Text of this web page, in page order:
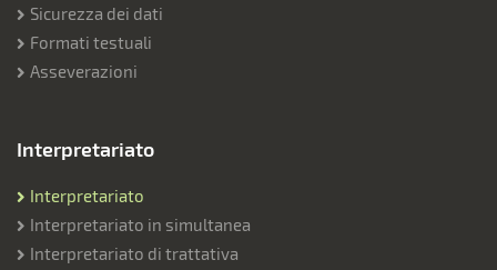
Sicurezza dei dati
Formati testuali
Asseverazioni
Interpretariato
Interpretariato
Interpretariato in simultanea
Interpretariato di trattativa